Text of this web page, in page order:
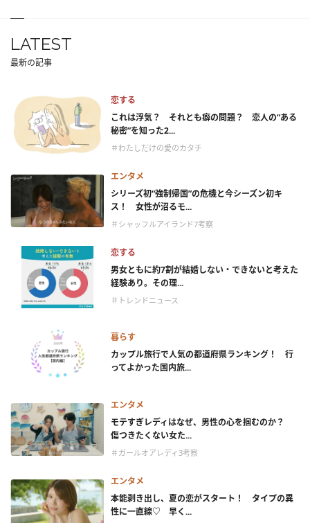
LATEST
最新の記事
恋する
これは浮気？ それとも癖の問題？ 恋人の“ある
秘密”を知った2...
＃わたしだけの愛のカタチ
エンタメ
シリーズ初“強制帰国”の危機と今シーズン初キ
ス！ 女性が沼るモ...
＃シャッフルアイランド7考察
恋する
男女ともに約7割が結婚しない・できないと考えた
経験あり。その理...
＃トレンドニュース
暮らす
カップル旅行で人気の都道府県ランキング！ 行
ってよかった国内旅...
エンタメ
モテすぎレディはなぜ、男性の心を掴むのか？
傷つきたくない女た...
＃ガールオアレディ3考察
エンタメ
本能剥き出し、夏の恋がスタート！ タイプの異
性に一直線♡ 早く...